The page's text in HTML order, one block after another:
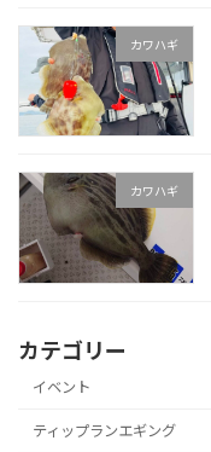
カワハギ
カワハギ
カテゴリー
イベント
ティップランエギング